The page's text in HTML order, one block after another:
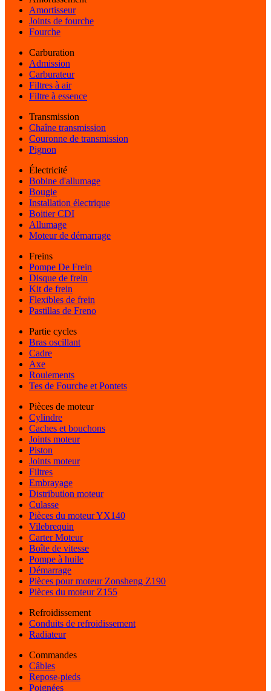
Amortisseur
Joints de fourche
Fourche
Carburation
Admission
Carburateur
Filtres à air
Filtre à essence
Transmission
Chaîne transmission
Couronne de transmission
Pignon
Électricité
Bobine d'allumage
Bougie
Installation électrique
Boitier CDI
Allumage
Moteur de démarrage
Freins
Pompe De Frein
Disque de frein
Kit de frein
Flexibles de frein
Pastillas de Freno
Partie cycles
Bras oscillant
Cadre
Axe
Roulements
Tes de Fourche et Pontets
Pièces de moteur
Cylindre
Caches et bouchons
Joints moteur
Piston
Joints moteur
Filtres
Embrayage
Distribution moteur
Culasse
Pièces du moteur YX140
Vilebrequin
Carter Moteur
Boîte de vitesse
Pompe à huile
Démarrage
Pièces pour moteur Zonsheng Z190
Pièces du moteur Z155
Refroidissement
Conduits de refroidissement
Radiateur
Commandes
Câbles
Repose-pieds
Poignées